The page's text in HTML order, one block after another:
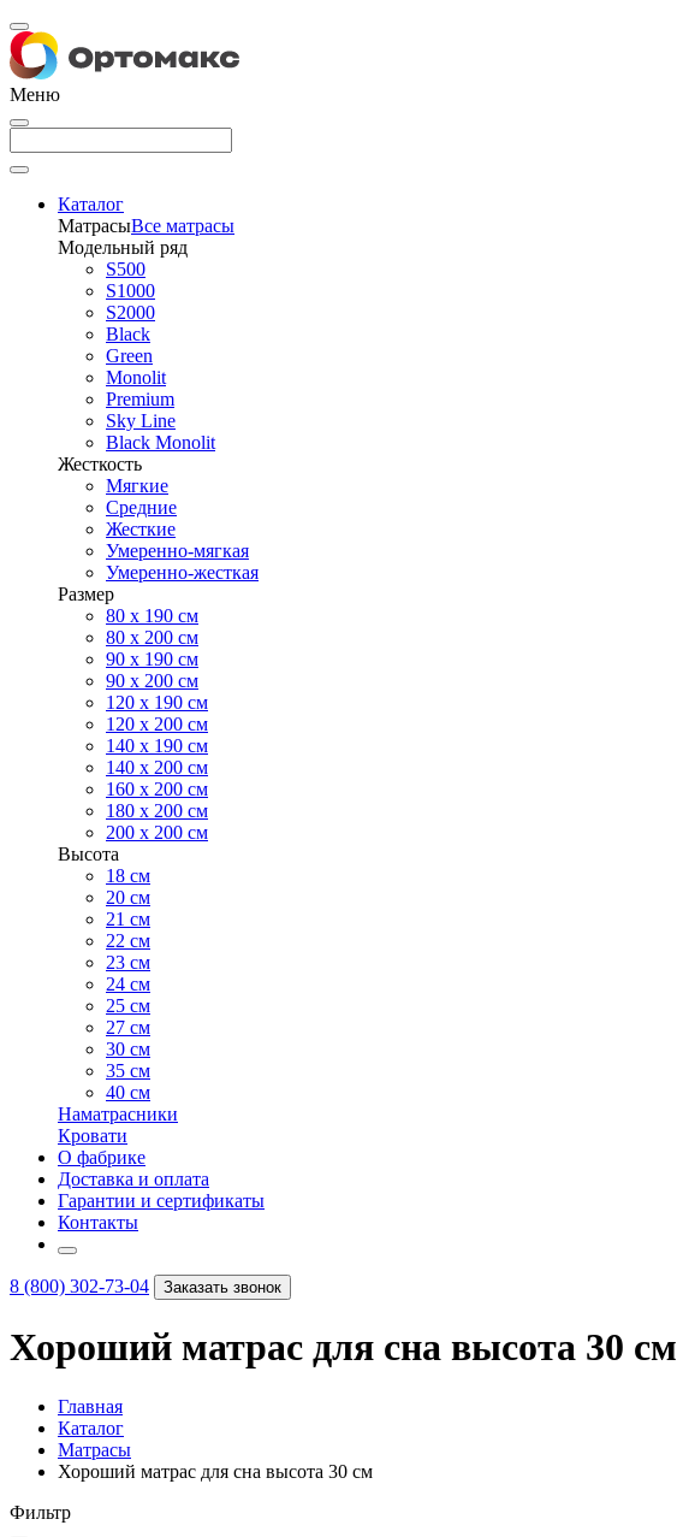
Меню
Каталог
МатрасыВсе матрасы
Модельный ряд
S500
S1000
S2000
Black
Green
Monolit
Premium
Sky Line
Black Monolit
Жесткость
Мягкие
Средние
Жесткие
Умеренно-мягкая
Умеренно-жесткая
Размер
80 х 190 см
80 х 200 см
90 х 190 см
90 х 200 см
120 х 190 см
120 х 200 см
140 х 190 см
140 х 200 см
160 х 200 см
180 х 200 см
200 х 200 см
Высота
18 см
20 см
21 см
22 см
23 см
24 см
25 см
27 см
30 см
35 см
40 см
Наматрасники
Кровати
О фабрике
Доставка и оплата
Гарантии и сертификаты
Контакты
8 (800) 302-73-04 Заказать звонок
Хороший матрас для сна высота 30 см
Главная
Каталог
Матрасы
Хороший матрас для сна высота 30 см
Фильтр